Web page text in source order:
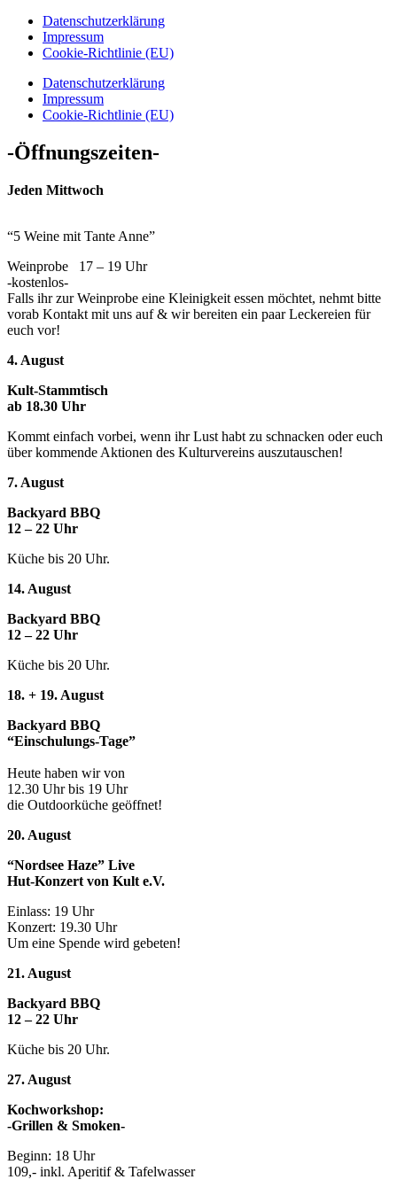
Datenschutzerklärung
Impressum
Cookie-Richtlinie (EU)
Datenschutzerklärung
Impressum
Cookie-Richtlinie (EU)
-Öffnungszeiten-
Jeden Mittwoch
“5 Weine mit Tante Anne”
Weinprobe 17 – 19 Uhr
-kostenlos-
Falls ihr zur Weinprobe eine Kleinigkeit essen möchtet, nehmt bitte
vorab Kontakt mit uns auf & wir bereiten ein paar Leckereien für
euch vor!
4. August
Kult-Stammtisch
ab 18.30 Uhr
Kommt einfach vorbei, wenn ihr Lust habt zu schnacken oder euch
über kommende Aktionen des Kulturvereins auszutauschen!
7. August
Backyard BBQ
12 – 22 Uhr
Küche bis 20 Uhr.
14. August
Backyard BBQ
12 – 22 Uhr
Küche bis 20 Uhr.
18. + 19. August
Backyard BBQ
“Einschulungs-Tage”
Heute haben wir von
12.30 Uhr bis 19 Uhr
die Outdoorküche geöffnet!
20. August
“Nordsee Haze” Live
Hut-Konzert von Kult e.V.
Einlass: 19 Uhr
Konzert: 19.30 Uhr
Um eine Spende wird gebeten!
21. August
Backyard BBQ
12 – 22 Uhr
Küche bis 20 Uhr.
27. August
Kochworkshop:
-Grillen & Smoken-
Beginn: 18 Uhr
109,- inkl. Aperitif & Tafelwasser